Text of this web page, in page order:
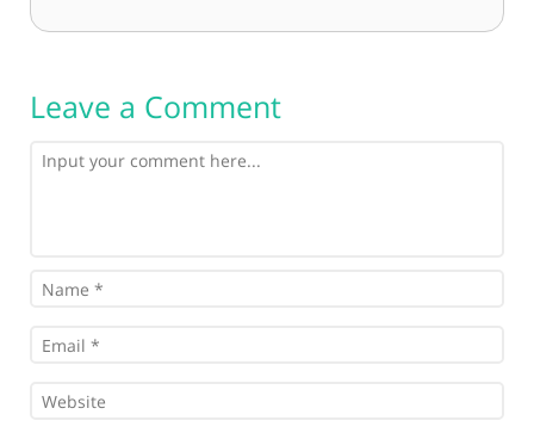
Leave a Comment